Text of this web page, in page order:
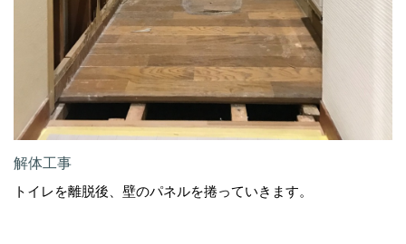
解体工事
トイレを離脱後、壁のパネルを捲っていきます。